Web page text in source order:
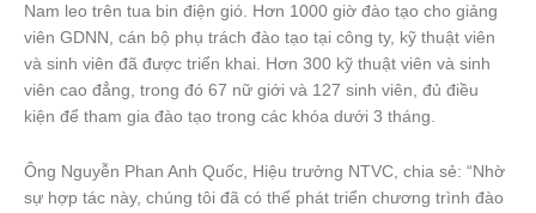
Nam leo trên tua bin điện gió. Hơn 1000 giờ đào tạo cho giảng
viên GDNN, cán bộ phụ trách đào tạo tại công ty, kỹ thuật viên
và sinh viên đã được triển khai. Hơn 300 kỹ thuật viên và sinh
viên cao đẳng, trong đó 67 nữ giới và 127 sinh viên, đủ điều
kiện để tham gia đào tạo trong các khóa dưới 3 tháng.
Ông Nguyễn Phan Anh Quốc, Hiệu trưởng NTVC, chia sẻ: “Nhờ
sự hợp tác này, chúng tôi đã có thể phát triển chương trình đào